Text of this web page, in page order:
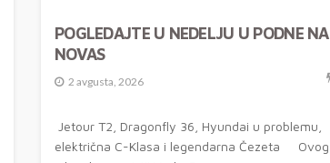
POGLEDAJTE U NEDELJU U PODNE NA
NOVAS
2 avgusta, 2026
Jetour T2, Dragonfly 36, Hyundai u problemu,
električna C-Klasa i legendarna Čezeta Ovog